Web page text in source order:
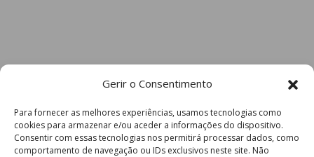
Gerir o Consentimento
Para fornecer as melhores experiências, usamos tecnologias como
cookies para armazenar e/ou aceder a informações do dispositivo.
Consentir com essas tecnologias nos permitirá processar dados, como
comportamento de navegação ou IDs exclusivos neste site. Não